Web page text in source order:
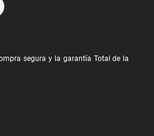
segura y la garantía Total de la